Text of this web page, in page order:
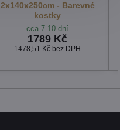
2x140x250cm - Barevné
kostky
cca 7-10 dní
1789 Kč
1478,51 Kč bez DPH